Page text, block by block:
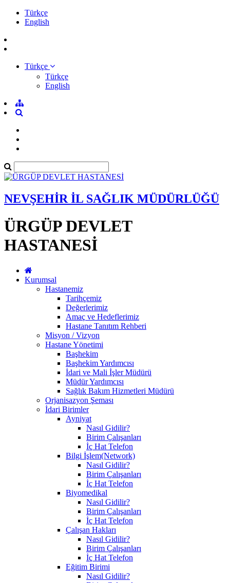
Türkçe
English
Türkçe
Türkçe
English
NEVŞEHİR İL SAĞLIK MÜDÜRLÜĞÜ
ÜRGÜP DEVLET
HASTANESİ
Kurumsal
Hastanemiz
Tarihçemiz
Değerlerimiz
Amaç ve Hedeflerimiz
Hastane Tanıtım Rehberi
Misyon / Vizyon
Hastane Yönetimi
Başhekim
Başhekim Yardımcısı
İdari ve Mali İşler Müdürü
Müdür Yardımcısı
Sağlık Bakım Hizmetleri Müdürü
Orjanisazyon Şeması
İdari Birimler
Ayniyat
Nasıl Gidilir?
Birim Çalışanları
İç Hat Telefon
Bilgi İşlem(Network)
Nasıl Gidilir?
Birim Çalışanları
İç Hat Telefon
Biyomedikal
Nasıl Gidilir?
Birim Çalışanları
İç Hat Telefon
Çalışan Hakları
Nasıl Gidilir?
Birim Çalışanları
İç Hat Telefon
Eğitim Birimi
Nasıl Gidilir?